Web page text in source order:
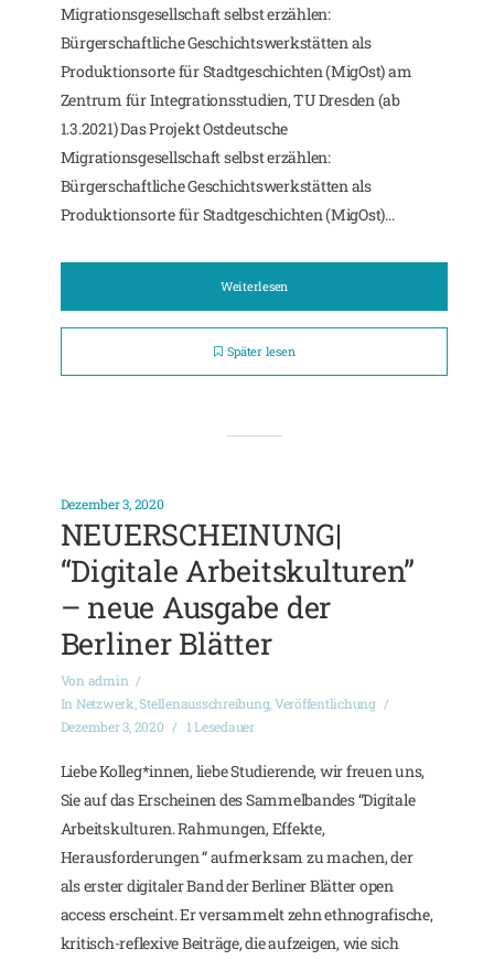
Migrationsgesellschaft selbst erzählen:
Bürgerschaftliche Geschichtswerkstätten als
Produktionsorte für Stadtgeschichten (MigOst) am
Zentrum für Integrationsstudien, TU Dresden (ab
1.3.2021) Das Projekt Ostdeutsche
Migrationsgesellschaft selbst erzählen:
Bürgerschaftliche Geschichtswerkstätten als
Produktionsorte für Stadtgeschichten (MigOst)...
Weiterlesen
Später lesen
Dezember 3, 2020
NEUERSCHEINUNG|
“Digitale Arbeitskulturen”
– neue Ausgabe der
Berliner Blätter
Von admin
In Netzwerk,Stellenausschreibung,Veröffentlichung
Dezember 3, 2020
1 Lesedauer
Liebe Kolleg*innen, liebe Studierende, wir freuen uns,
Sie auf das Erscheinen des Sammelbandes “Digitale
Arbeitskulturen. Rahmungen, Effekte,
Herausforderungen “ aufmerksam zu machen, der
als erster digitaler Band der Berliner Blätter open
access erscheint. Er versammelt zehn ethnografische,
kritisch-reflexive Beiträge, die aufzeigen, wie sich